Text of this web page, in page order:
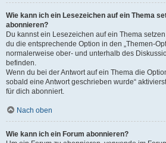
Wie kann ich ein Lesezeichen auf ein Thema
abonnieren?
Du kannst ein Lesezeichen auf ein Thema
du die entsprechende Option in den „Themen-
normalerweise ober- und unterhalb des
befinden.
Wenn du bei der Antwort auf ein Thema die
sobald eine Antwort geschrieben wurde“
für dich abonniert.
Nach oben
Wie kann ich ein Forum abonnieren?